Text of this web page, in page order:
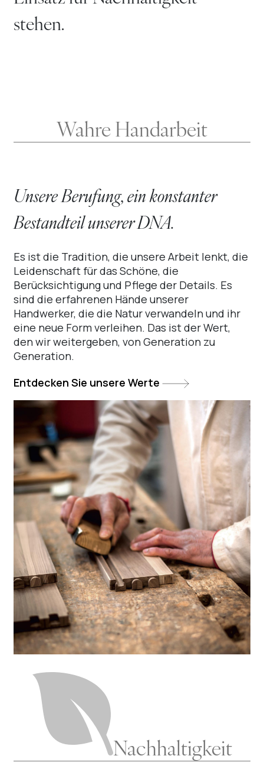
stehen.
Wahre Handarbeit
Unsere Berufung, ein konstanter
Bestandteil unserer DNA.
Es ist die Tradition, die unsere Arbeit lenkt, die
Leidenschaft für das Schöne, die
Berücksichtigung und Pflege der Details. Es
sind die erfahrenen Hände unserer
Handwerker, die die Natur verwandeln und ihr
eine neue Form verleihen. Das ist der Wert,
den wir weitergeben, von Generation zu
Generation.
Entdecken Sie unsere Werte
Nachhaltigkeit